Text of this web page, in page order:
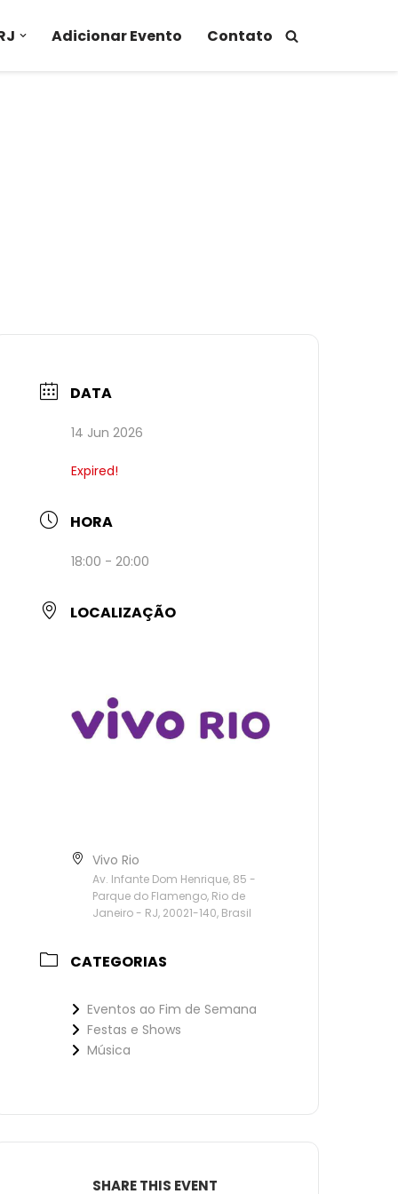
Adicionar Evento Contato
DATA
14 Jun 2026
Expired!
HORA
18:00 - 20:00
LOCALIZAÇÃO
Vivo Rio
Av. Infante Dom Henrique, 85 -
Parque do Flamengo, Rio de
Janeiro - RJ, 20021-140, Brasil
CATEGORIAS
Eventos ao Fim de Semana
Festas e Shows
Música
SHARE THIS EVENT